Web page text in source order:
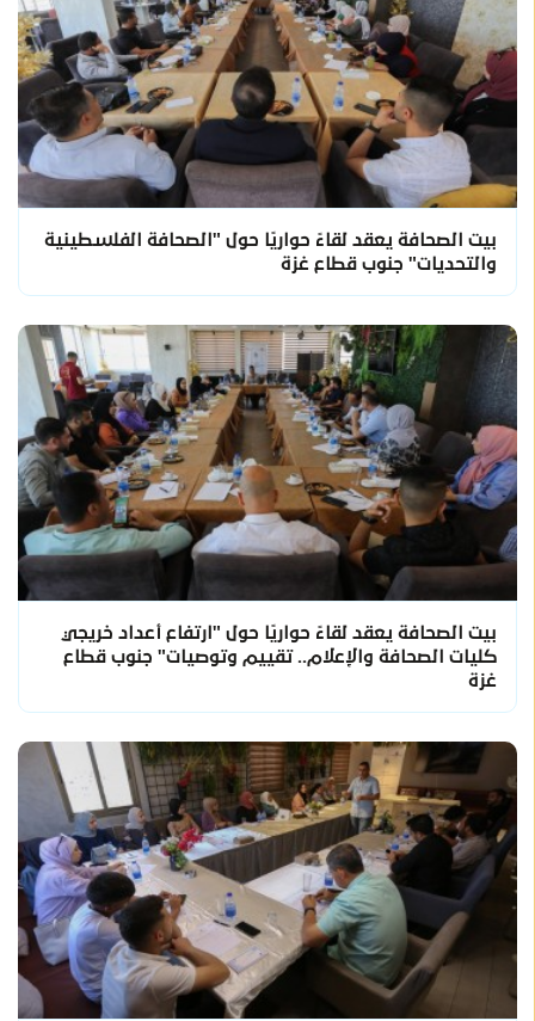
بيت الصحافة يعقد لقاءً حواريًا حول "الصحافة الفلسطينية
والتحديات" جنوب قطاع غزة
بيت الصحافة يعقد لقاءً حواريًا حول "ارتفاع أعداد خريجي
كليات الصحافة والإعلام.. تقييم وتوصيات" جنوب قطاع
غزة